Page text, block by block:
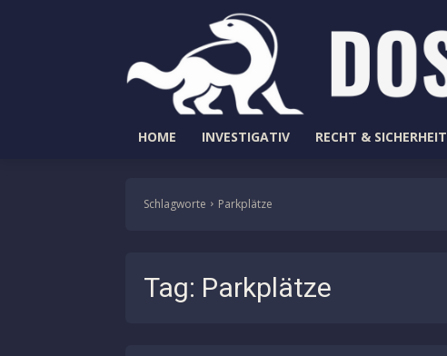
HOME INVESTIGATIV RECHT & SICHERHEIT
Schlagworte Parkplätze
Tag: Parkplätze